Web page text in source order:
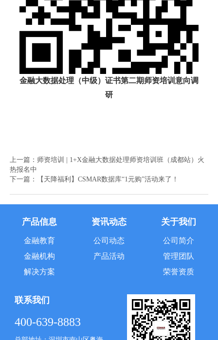
金融大数据处理（中级）证书第二期师资培训意向调
研
上一篇： 师资培训 | 1+X金融大数据处理师资培训班（成都站）火
热报名中
下一篇：
【天降福利】CSMAR数据库“1元购”活动来了！
产品信息
金融教育
金融机构
解决方案
资讯动态
公司动态
产品活动
关于我们
公司简介
管理团队
荣誉资质
联系我们
400-639-8883